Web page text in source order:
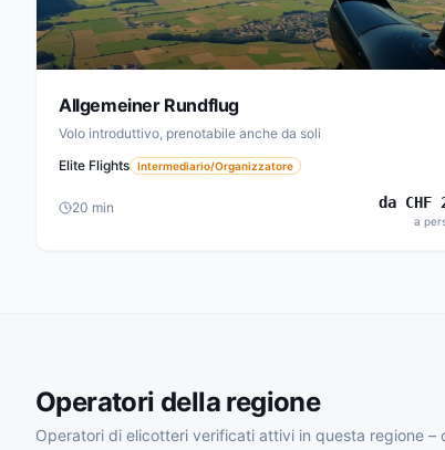
Allgemeiner Rundflug
Volo introduttivo, prenotabile anche da soli
Elite Flights Intermediario/Organizzatore
20 min daCHF
a
Operatori della regione
Operatori di elicotteri verificati attivi in questa regione